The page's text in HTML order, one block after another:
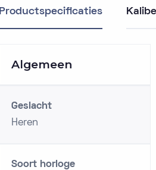
Productspecificaties
Algemeen
Geslacht
Heren
Soort horloge